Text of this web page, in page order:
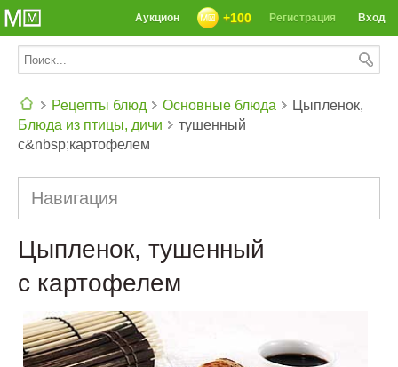
Вход
Регистрация
+100
Аукцион
Рецепты блюд
Основные блюда
Блюда из птицы, дичи
Цыпленок,
тушенный
с&nbsp;картофелем
Навигация
Цыпленок, тушенный
с картофелем